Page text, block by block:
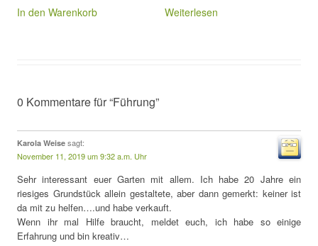
In den Warenkorb Weiterlesen
0 Kommentare für “Führung”
Karola Weise sagt:
November 11, 2019 um 9:32 a.m. Uhr
Sehr interessant euer Garten mit allem. Ich habe 20 Jahre ein
riesiges Grundstück allein gestaltete, aber dann gemerkt: keiner ist
da mit zu helfen….und habe verkauft.
Wenn ihr mal Hilfe braucht, meldet euch, ich habe so einige
Erfahrung und bin kreativ…